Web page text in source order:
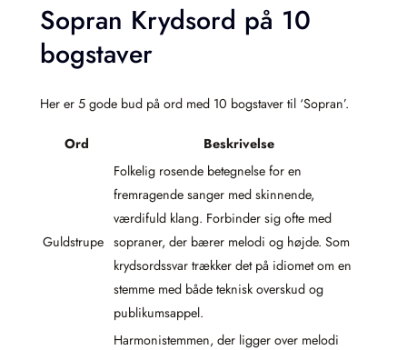
Sopran Krydsord på 10
bogstaver
Her er 5 gode bud på ord med 10 bogstaver til ‘Sopran’.
Ord Beskrivelse
Guldstrupe
Folkelig rosende betegnelse for en
fremragende sanger med skinnende,
værdifuld klang. Forbinder sig ofte med
sopraner, der bærer melodi og højde. Som
krydsordssvar trækker det på idiomet om en
stemme med både teknisk overskud og
publikumsappel.
Harmonistemmen, der ligger over melodi